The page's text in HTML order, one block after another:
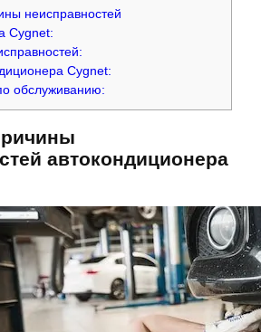
неисправностей
Cygnet:
Cygnet:
обслуживанию:
автокондиционера